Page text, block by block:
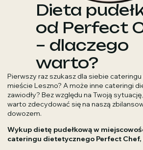
Dieta
od Perfect
– dlaczego
warto?
Pierwszy raz szukasz dla siebie
mieście Leszno? A może inne cateringi
zawiodły? Bez względu na Twoją
warto zdecydować się na naszą
dowozem.
Wykup dietę pudełkową w
cateringu dietetycznego Perfect Chef,